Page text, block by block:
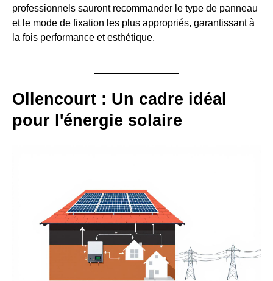
professionnels sauront recommander le type de panneau
et le mode de fixation les plus appropriés, garantissant à
la fois performance et esthétique.
Ollencourt : Un cadre idéal
pour l'énergie solaire